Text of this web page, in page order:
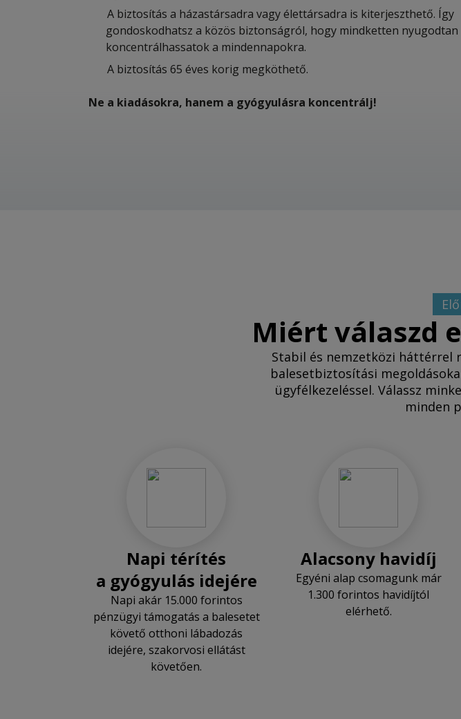
A biztosítás a házastársadra vagy élettársadra is kiterjeszthető. Így
gondoskodhatsz a közös biztonságról, hogy mindketten nyugodtan
koncentrálhassatok a mindennapokra.
A biztosítás 65 éves korig megköthető.
Ne a kiadásokra, hanem a gyógyulásra koncentrálj!
Miért válaszd
Stabil és nemzetközi háttérrel
balesetbiztosítási
ügyfélkezeléssel. Válassz
minden
Napi térítés
a gyógyulás idejére
Napi akár 15.000 forintos
pénzügyi támogatás a balesetet
követő otthoni lábadozás
idejére, szakorvosi ellátást
követően.
Alacsony havidíj
Egyéni alap csomagunk már
1.300 forintos havidíjtól
elérhető.